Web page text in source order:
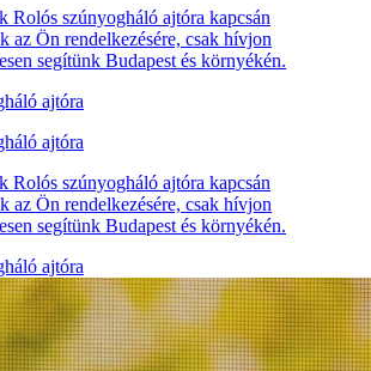
Rolós szúnyogháló ajtóra kapcsán
az Ön rendelkezésére, csak hívjon
segítünk Budapest és környékén.
ajtóra
ajtóra
Rolós szúnyogháló ajtóra kapcsán
az Ön rendelkezésére, csak hívjon
segítünk Budapest és környékén.
ajtóra